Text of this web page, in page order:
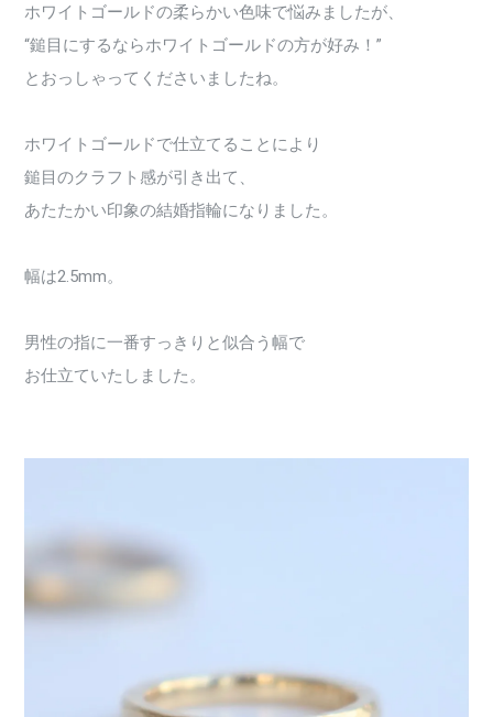
ホワイトゴールドの柔らかい色味で悩みましたが、
“鎚目にするならホワイトゴールドの方が好み！”
とおっしゃってくださいましたね。
ホワイトゴールドで仕立てることにより
鎚目のクラフト感が引き出て、
あたたかい印象の結婚指輪になりました。
幅は2.5mm。
男性の指に一番すっきりと似合う幅で
お仕立ていたしました。